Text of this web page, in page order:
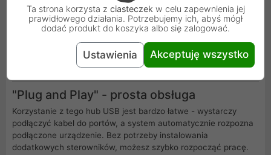
Unitek kabel USB-C na USB-B 2.0 oferuje doskonałą jakość w
przystępnej cenie. To świetny wybór, jeśli szukasz adaptera
wieloportowego USB C, który zapewnia wysoką funkcjonalność
bez nadmiernych kosztów. Oferuje niezawodność i trwałość, a
jednocześnie nie obciąża budżetu.
"Plug and Play" - prosta obsługa
Korzystanie z tego hub USB jest bardzo łatwe - wystarczy
podłączyć kabel do portów, a system automatycznie rozpozna
podłączone urządzenie. Bez potrzeby instalowania
dodatkowych sterowników, możesz szybko rozpocząć pracę.
Ta strona korzysta z ciasteczek w celu zapewnienia jej
prawidłowego działania. Potrzebujemy ich, abyś mógł
dodać produkt do koszyka albo się zalogować.
Ustawienia Akceptuję wszystko